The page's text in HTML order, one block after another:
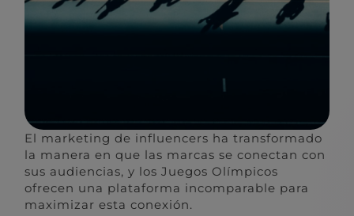
El marketing de influencers ha transformado
la manera en que las marcas se conectan con
sus audiencias, y los Juegos Olímpicos
ofrecen una plataforma incomparable para
maximizar esta conexión.